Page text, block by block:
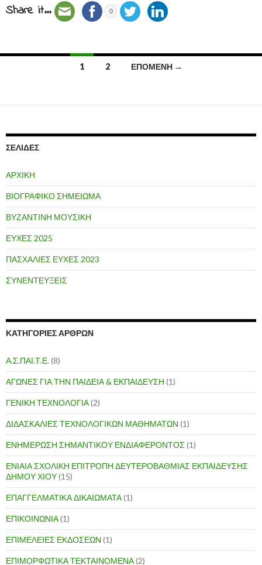
Share it... 0
άρθρων
1 2 ΕΠΌΜΕΝΗ →
ΣΕΛΊΔΕΣ
ΑΡΧΙΚΗ
ΒΙΟΓΡΑΦΙΚΟ ΣΗΜΕΙΩΜΑ
ΒΥΖΑΝΤΙΝΗ ΜΟΥΣΙΚΗ
ΕΥΧΕΣ 2025
ΠΑΣΧΑΛΙΕΣ ΕΥΧΕΣ 2023
ΣΥΝΕΝΤΕΥΞΕΙΣ
ΚΑΤΗΓΟΡΙΕΣ ΑΡΘΡΩΝ
Α.Σ.ΠΑΙ.Τ.Ε.(8)
ΑΓΩΝΕΣ ΓΙΑ ΤΗΝ ΠΑΙΔΕΙΑ & ΕΚΠΑΙΔΕΥΣΗ (1)
ΓΕΝΙΚΗ ΤΕΧΝΟΛΟΓΙΑ(2)
ΔΙΔΑΣΚΑΛΙΕΣ ΤΕΧΝΟΛΟΓΙΚΩΝ ΜΑΘΗΜΑΤΩΝ (1)
ΕΝΗΜΕΡΩΣΗ ΣΗΜΑΝΤΙΚΟΥ ΕΝΔΙΑΦΕΡΟΝΤΟΣ (1)
ΕΝΙΑΙΑ ΣΧΟΛΙΚΗ ΕΠΙΤΡΟΠΗ ΔΕΥΤΕΡΟΒΑΘΜΙΑΣ ΕΚΠΑΙΔΕΥΣΗΣ
ΔΗΜΟΥ ΧΙΟΥ(15)
ΕΠΑΓΓΕΛΜΑΤΙΚΑ ΔΙΚΑΙΩΜΑΤΑ(1)
ΕΠΙΚΟΙΝΩΝΙΑ(1)
ΕΠΙΜΕΛΕΙΕΣ ΕΚΔΟΣΕΩΝ (1)
ΕΠΙΜΟΡΦΩΤΙΚΑ ΤΕΚΤΑΙΝΟΜΕΝΑ(2)